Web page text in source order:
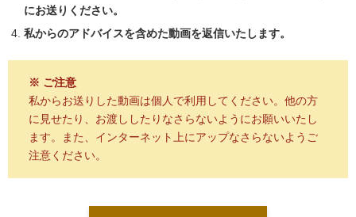
にお送りください。
私からのアドバイスを含めた動画を返信いたします。
※ ご注意
私からお送りした動画は個人で利用してください。他の方
に見せたり、お渡ししたりなさらないようにお願いいたし
ます。また、インターネット上にアップなさらないようご
注意ください。